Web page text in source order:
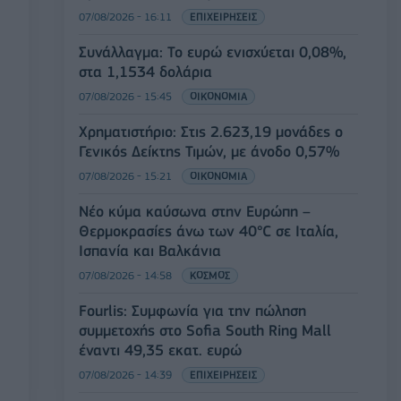
07/08/2026 - 16:11 ΕΠΙΧΕΙΡΗΣΕΙΣ
Συνάλλαγμα: Το ευρώ ενισχύεται 0,08%,
στα 1,1534 δολάρια
07/08/2026 - 15:45 ΟΙΚΟΝΟΜΙΑ
Χρηματιστήριο: Στις 2.623,19 μονάδες ο
Γενικός Δείκτης Τιμών, με άνοδο 0,57%
07/08/2026 - 15:21 ΟΙΚΟΝΟΜΙΑ
Νέο κύμα καύσωνα στην Ευρώπη –
Θερμοκρασίες άνω των 40°C σε Ιταλία,
Ισπανία και Βαλκάνια
07/08/2026 - 14:58 ΚΟΣΜΟΣ
Fourlis: Συμφωνία για την πώληση
συμμετοχής στο Sofia South Ring Mall
έναντι 49,35 εκατ. ευρώ
07/08/2026 - 14:39 ΕΠΙΧΕΙΡΗΣΕΙΣ